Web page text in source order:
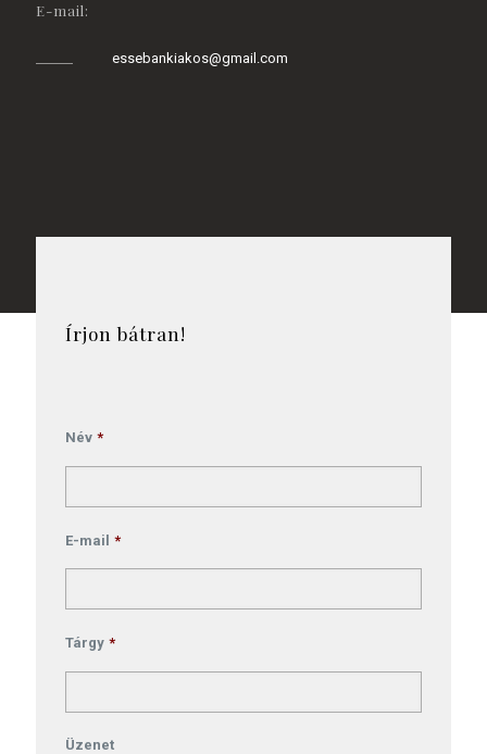
E-mail:
essebankiakos@gmail.com
Írjon bátran!
Név *
E-mail *
Tárgy *
Üzenet